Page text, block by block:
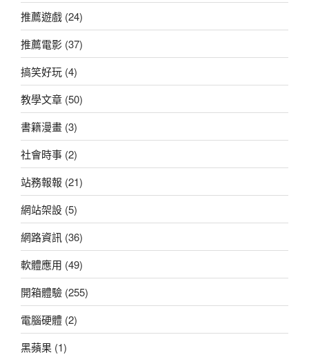
推薦遊戲 (24)
推薦電影 (37)
搞笑好玩 (4)
教學文章 (50)
書籍漫畫 (3)
社會時事 (2)
站務報報 (21)
網站架設 (5)
網路資訊 (36)
軟體應用 (49)
開箱體驗 (255)
電腦硬體 (2)
黑蘋果 (1)